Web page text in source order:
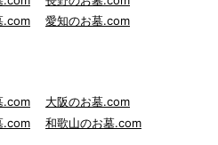
.com
愛知のお墓.com
.com
大阪のお墓.com
.com 和歌山のお墓.com